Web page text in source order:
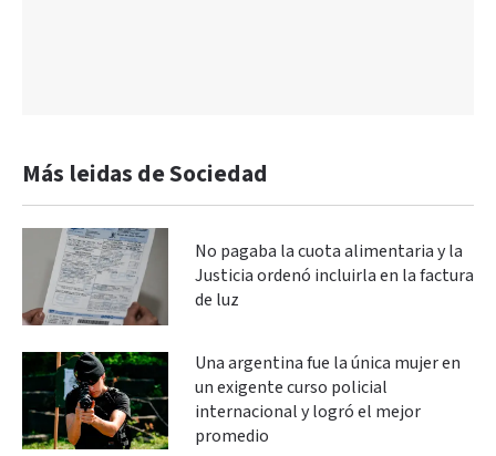
Más leidas de Sociedad
No pagaba la cuota alimentaria y la
Justicia ordenó incluirla en la factura
de luz
Una argentina fue la única mujer en
un exigente curso policial
internacional y logró el mejor
promedio